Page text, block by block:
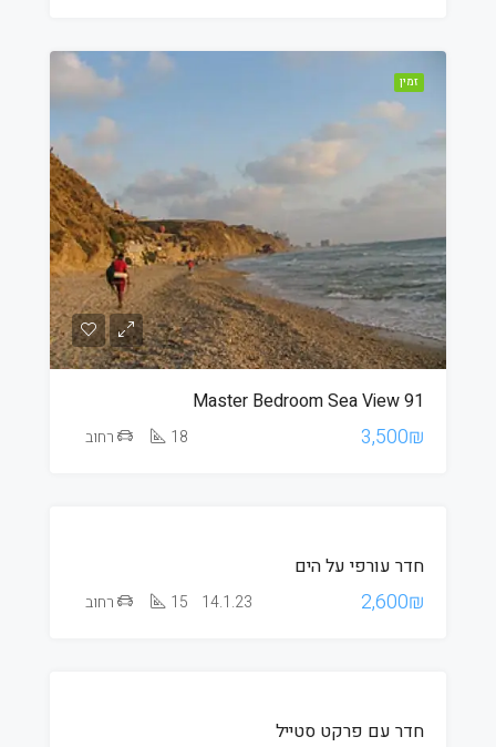
זמין
Master Bedroom Sea View 91
3,500₪
18 רחוב
חדר עורפי על הים
2,600₪
14.1.23
15 רחוב
חדר עם פרקט סטייל